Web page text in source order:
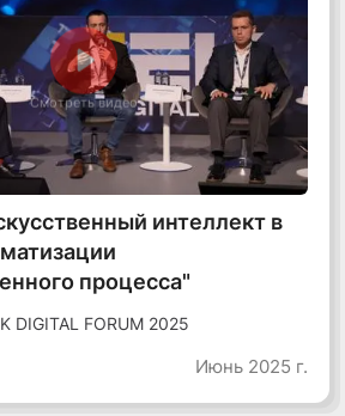
Смотреть видео
интеллект в
процесса"
DIGITAL FORUM 2025
Июнь 2025 г.